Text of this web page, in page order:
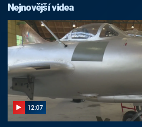
Nejnovější videa
12:07